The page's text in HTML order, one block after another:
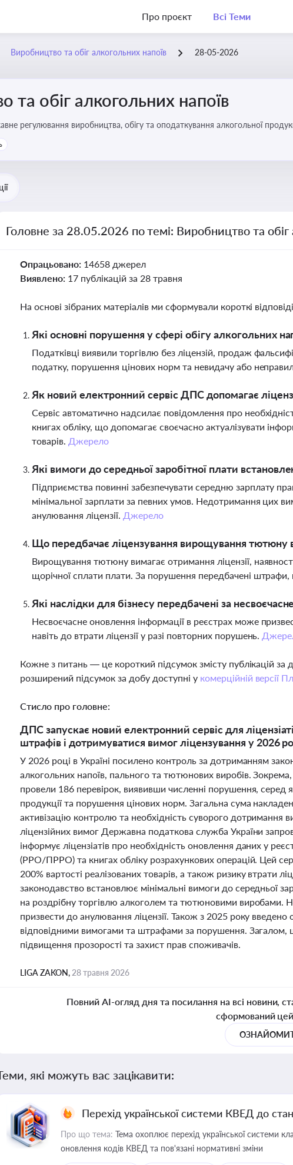
Про проєкт Всі Теми
Виробництво та обіг алкогольних напоїв 28-05-2026
та обіг алкогольних напоїв
регулювання виробництва, обігу та оподаткування алкогольної
Головне за 28.05.2026 по темі: Виробництво та обіг
Опрацьовано: 14658 джерел
Виявлено: 17 публікацій за 28 травня
На основі зібраних матеріалів ми сформували короткі
Які основні порушення у сфері обігу алкогольних
Податківці виявили торгівлю без ліцензій, продаж
податку, порушення цінових норм та невидачу або
Як новий електронний сервіс ДПС допомагає
Сервіс автоматично надсилає повідомлення про
книгах обліку, що допомагає своєчасно актуалізувати
товарів. Джерело
Які вимоги до середньої заробітної плати
Підприємства повинні забезпечувати середню зарплату
мінімальної зарплати за певних умов. Недотримання цих
анулювання ліцензії. Джерело
Що передбачає ліцензування вирощування тютюну в
Вирощування тютюну вимагає отримання ліцензії,
щорічної сплати плати. За порушення передбачені штрафи,
Які наслідки для бізнесу передбачені за
Несвоєчасне оновлення інформації в реєстрах може
навіть до втрати ліцензії у разі повторних порушень.
Кожне з питань — це короткий підсумок змісту публікацій
розширений підсумок за добу доступні у комерційній версії
Стисло про головне:
ДПС запускає новий електронний сервіс для
штрафів і дотримуватися вимог ліцензування у 2026
У 2026 році в Україні посилено контроль за дотриманням
алкогольних напоїв, пального та тютюнових виробів.
провели 186 перевірок, виявивши численні порушення, серед
продукції та порушення цінових норм. Загальна сума
активізацію контролю та необхідність суворого
ліцензійних вимог Державна податкова служба України
інформує ліцензіатів про необхідність оновлення даних у
(РРО/ПРРО) та книгах обліку розрахункових операцій. Цей
200% вартості реалізованих товарів, а також ризику втрати
законодавство встановлює мінімальні вимоги до середньої
на роздрібну торгівлю алкоголем та тютюновими виробами.
призвести до анулювання ліцензії. Також з 2025 року
відповідними вимогами та штрафами за порушення. Загалом,
підвищення прозорості та захист прав споживачів.
LIGA ZAKON, 28 травня 2026
Повний AI-огляд дня та посилання на всі новини,
сформований
які можуть вас зацікавити:
Перехід української системи КВЕД до
Про що тема: Тема охоплює перехід української системи
оновлення кодів КВЕД та пов'язані нормативні зміни